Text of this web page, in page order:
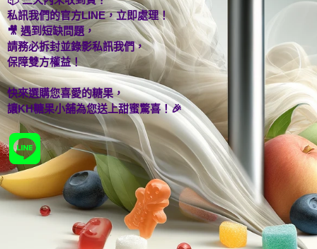
私訊我們的官方LINE，立即處理！
🎥 遇到短缺問題，
請務必拆封並錄影私訊我們，
保障雙方權益！
快來選購您喜愛的糖果，
讓KH糖果小舖為您送上甜蜜驚喜！🎉